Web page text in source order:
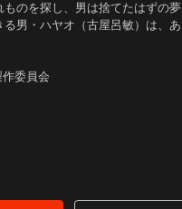
のを探し、男は捨てたはずの
男・ハヤオ（古屋呂敏）は、
作委員会